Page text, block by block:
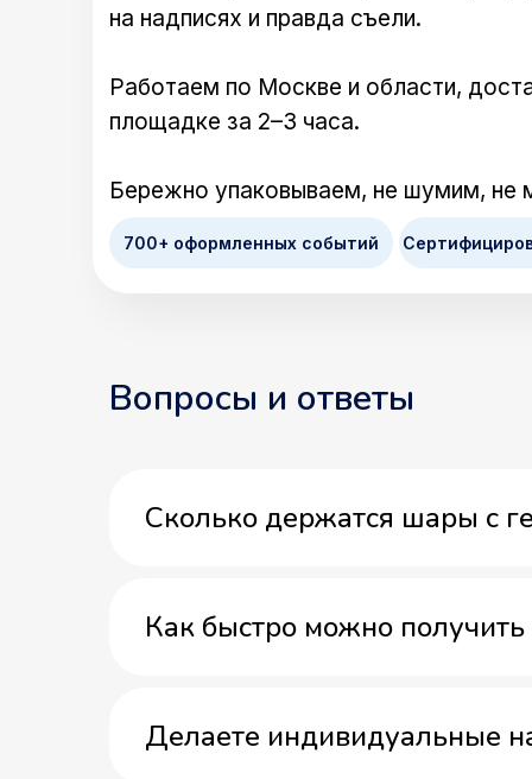
на надписях и правда съели.
Работаем по Москве и области,
площадке за 2–3 часа.
Бережно упаковываем, не шумим, не
700+ оформленных событий
Вопросы и ответы
Сколько держатся шары с
Как быстро можно получить
Делаете индивидуальные